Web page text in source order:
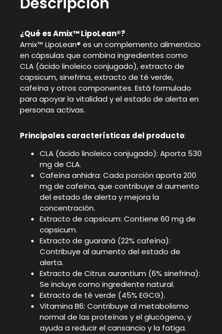
¿Qué es Amix™ LipoLean®?
Amix™ LipoLean® es un complemento alimenticio
en cápsulas que combina ingredientes como
CLA (ácido linoleico conjugado), extracto de
capsicum, sinefrina, extracto de té verde,
cafeína y otros componentes. Está formulado
para apoyar la vitalidad y el estado de alerta en
personas activas.
Principales características del producto:
CLA (ácido linoleico conjugado): Aporta 530
mg de CLA.
Cafeína anhidra: Cada porción aporta 200
mg de cafeína, que contribuye al aumento
del estado de alerta y mejora la
concentración.
Extracto de capsicum: Contiene 60 mg de
capsicum.
Extracto de guaraná (22% cafeína):
Contribuye al aumento del estado de
alerta.
Extracto de Citrus aurantium (6% sinefrina):
Se incluye como ingrediente natural.
Extracto de té verde (45% EGCG).
Vitamina B6: Contribuye al metabolismo
normal de las proteínas y el glucógeno, y
ayuda a reducir el cansancio y la fatiga.